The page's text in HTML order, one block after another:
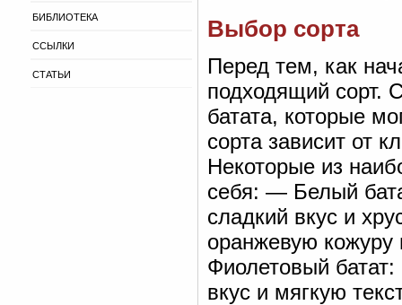
БИБЛИОТЕКА
ССЫЛКИ
СТАТЬИ
Выбор сорта
Перед тем, как
подходящий сорт.
батата, которые
сорта зависит от
Некоторые из
себя: — Белый
сладкий вкус и
оранжевую кожуру
Фиолетовый
вкус и мягкую